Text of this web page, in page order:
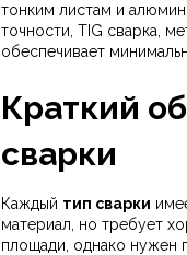
тонким листам и
точности, TIG сварка
обеспечивает
Краткий
сварки
Каждый тип сварки
материал, но требует
площади, однако нужен